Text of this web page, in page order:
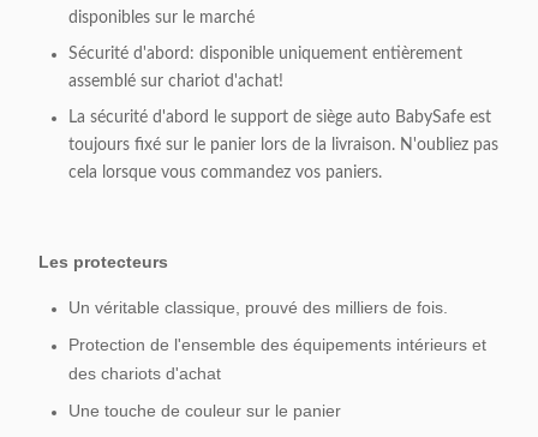
disponibles sur le marché
Sécurité d'abord: disponible uniquement entièrement
assemblé sur chariot d'achat!
La sécurité d'abord le support de siège auto BabySafe est
toujours fixé sur le panier lors de la livraison. N'oubliez pas
cela lorsque vous commandez vos paniers.
Les protecteurs
Un véritable classique, prouvé des milliers de fois.
Protection de l'ensemble des équipements intérieurs et
des chariots d'achat
Une touche de couleur sur le panier